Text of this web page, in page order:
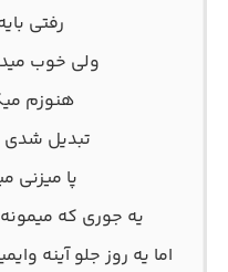
رفتی
ولی خوب
هنوزم
تبدیل شدی
پا میزنی
یه جوری که
اما یه روز جلو آینه